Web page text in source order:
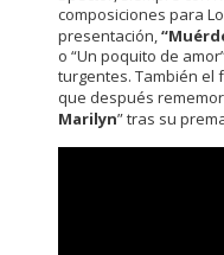
composiciones para
presentación,
o “Un poquito de
turgentes. También el
que después
Marilyn” tras su